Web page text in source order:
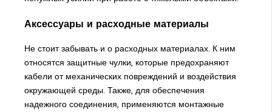
Аксессуары и расходные материалы
Не стоит забывать и о расходных материалах. К ним
относятся защитные чулки, которые предохраняют
кабели от механических повреждений и воздействия
окружающей среды. Также, для обеспечения
надежного соединения, применяются монтажные